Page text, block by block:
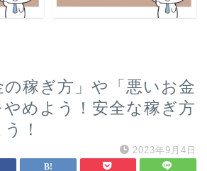
の稼ぎ方」や「悪いお金
めよう！安全な稼ぎ方
！
2023年9月4日